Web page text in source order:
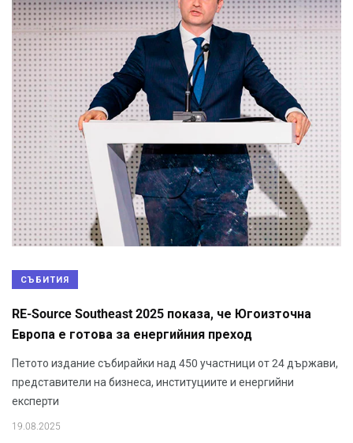
СЪБИТИЯ
RE-Source Southeast 2025 показа, че Югоизточна
Европа е готова за енергийния преход
Петото издание събирайки над 450 участници от 24 държави,
представители на бизнеса, институциите и енергийни
експерти
19.08.2025